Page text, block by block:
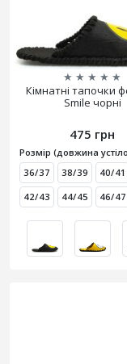
★ ★ ★ ★ ★
Кімнатні тапочки
Smile чорні
475 грн
Розмір (довжина
36/37
38/39
40/41
42/43
44/45 46/47